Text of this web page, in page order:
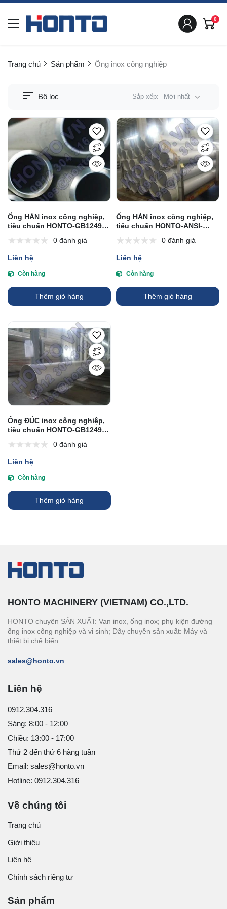
0
Trang chủ Sản phẩm Ống inox công nghiệp
Bộ lọc Sắp xếp: Mới nhất
Ống HÀN inox công nghiệp,
tiêu chuẩn HONTO-GB12495-
0 đánh giá
Liên hệ
Còn hàng
Thêm giỏ hàng
Ống HÀN inox công nghiệp,
tiêu chuẩn HONTO-ANSI-
0 đánh giá
Liên hệ
Còn hàng
Thêm giỏ hàng
Ống ĐÚC inox công nghiệp,
tiêu chuẩn HONTO-GB12495-
0 đánh giá
Liên hệ
Còn hàng
Thêm giỏ hàng
HONTO MACHINERY (VIETNAM) CO.,LTD.
HONTO chuyên SẢN XUẤT: Van inox, ống inox; phụ kiện đường
ống inox công nghiệp và vi sinh; Dây chuyền sản xuất: Máy và
thiết bị chế biến.
sales@honto.vn
Liên hệ
0912.304.316
Sáng: 8:00 - 12:00
Chiều: 13:00 - 17:00
Thứ 2 đến thứ 6 hàng tuần
Email: sales@honto.vn
Hotline: 0912.304.316
Về chúng tôi
Trang chủ
Giới thiệu
Liên hệ
Chính sách riêng tư
Sản phẩm